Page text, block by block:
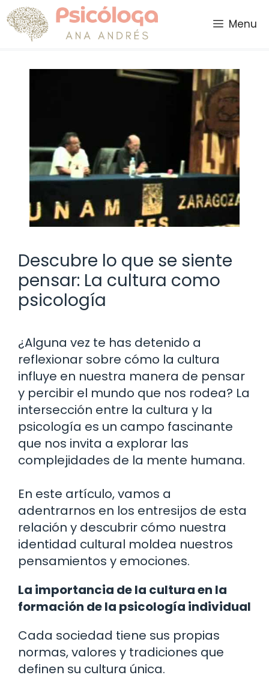
Saltar
al
contenido
Menu
Descubre lo que se siente
pensar: La cultura como
psicología
¿Alguna vez te has detenido a
reflexionar sobre cómo la cultura
influye en nuestra manera de pensar
y percibir el mundo que nos rodea? La
intersección entre la cultura y la
psicología es un campo fascinante
que nos invita a explorar las
complejidades de la mente humana.
En este artículo, vamos a
adentrarnos en los entresijos de esta
relación y descubrir cómo nuestra
identidad cultural moldea nuestros
pensamientos y emociones.
La importancia de la cultura en la
formación de la psicología individual
Cada sociedad tiene sus propias
normas, valores y tradiciones que
definen su cultura única.